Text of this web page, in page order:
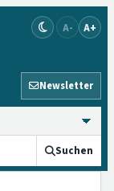
A- A+
Newsletter
Suchen